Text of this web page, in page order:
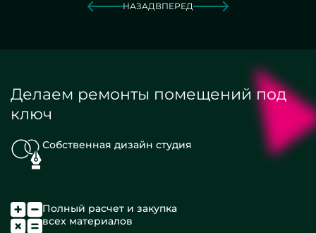
НАЗАДВПЕРЕД
Делаем ремонты помещений под
ключ
Собственная дизайн студия
Полный расчет и закупка
всех материалов